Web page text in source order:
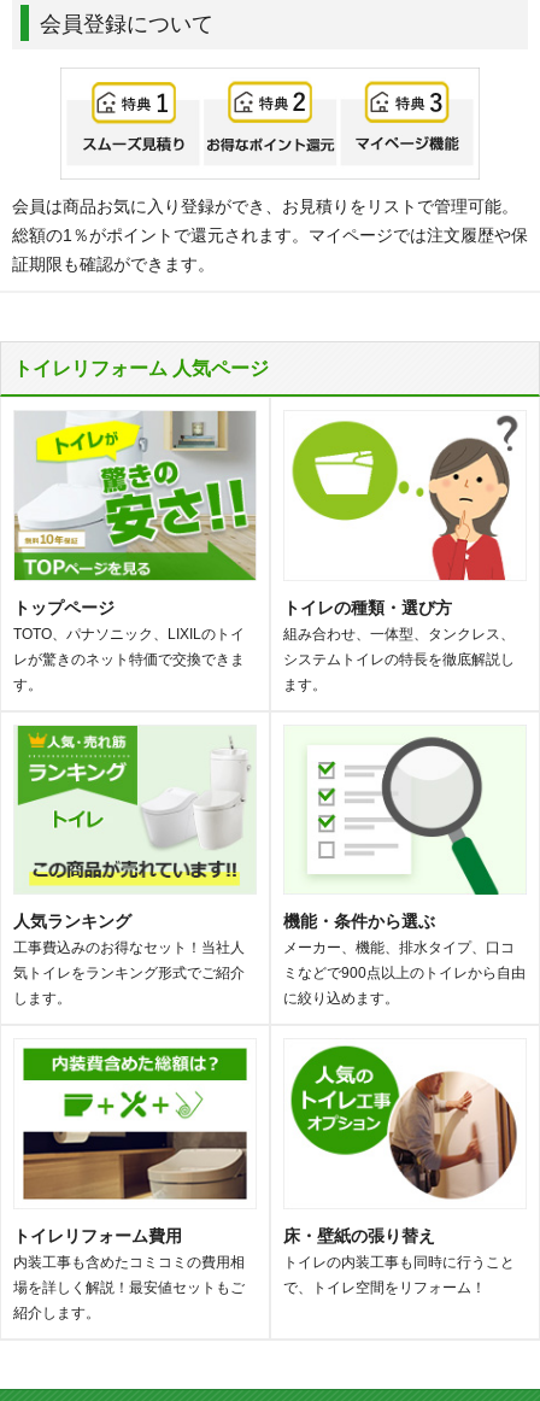
会員登録について
会員は商品お気に入り登録ができ、お見積りをリストで管理可能。
総額の1％がポイントで還元されます。マイページでは注文履歴や保
証期限も確認ができます。
トイレリフォーム 人気ページ
トップページ
TOTO、パナソニック、LIXILのトイ
レが驚きのネット特価で交換できま
す。
トイレの種類・選び方
組み合わせ、一体型、タンクレス、
システムトイレの特長を徹底解説し
ます。
人気ランキング
工事費込みのお得なセット！当社人
気トイレをランキング形式でご紹介
します。
機能・条件から選ぶ
メーカー、機能、排水タイプ、口コ
ミなどで900点以上のトイレから自由
に絞り込めます。
トイレリフォーム費用
内装工事も含めたコミコミの費用相
場を詳しく解説！最安値セットもご
紹介します。
床・壁紙の張り替え
トイレの内装工事も同時に行うこと
で、トイレ空間をリフォーム！